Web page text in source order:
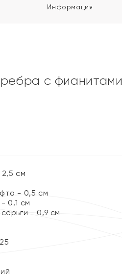
Информация
с фианитами
см
- 0,5 см
0,1 см
- 0,9 см